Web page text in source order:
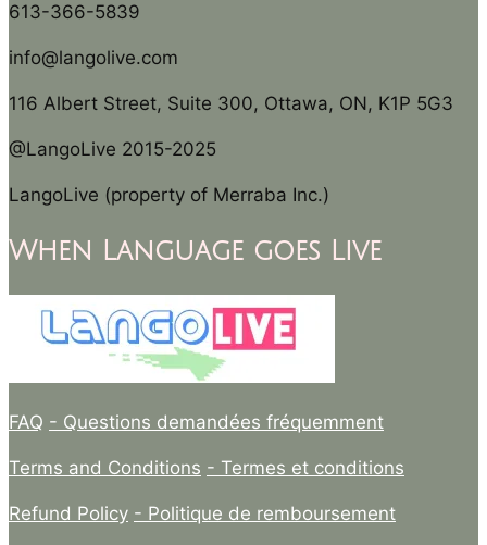
613-366-5839
info@langolive.com
116 Albert Street, Suite 300, Ottawa, ON, K1P 5G3
@LangoLive 2015-2025
LangoLive (property of Merraba Inc.)
When Language goes Live
FAQ - Questions demandées fréquemment
Terms and Conditions - Termes et conditions
Refund Policy - Politique de remboursement